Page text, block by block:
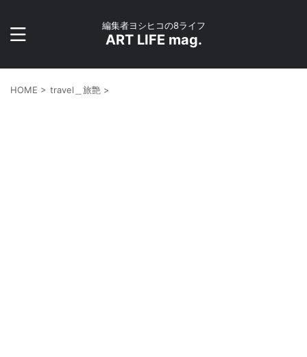
編集者ヨシヒコの8ライフ
ART LIFE mag.
HOME > travel＿旅艶 >